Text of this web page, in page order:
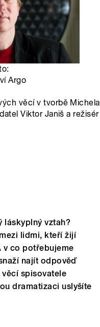
Argo
věcí v tvorbě Michela
Viktor Janiš a režisér
láskyplný vztah?
lidmi, kteří žijí
v co potřebujeme
najít odpověď
věcí spisovatele
dramatizaci uslyšíte